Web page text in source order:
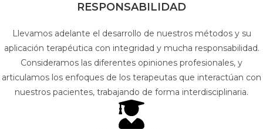
RESPONSABILIDAD
Llevamos adelante el desarrollo de nuestros métodos y su
aplicación terapéutica con integridad y mucha responsabilidad.
Consideramos las diferentes opiniones profesionales, y
articulamos los enfoques de los terapeutas que interactúan con
nuestros pacientes, trabajando de forma interdisciplinaria.